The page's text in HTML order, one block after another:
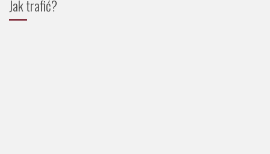
Jak trafić?